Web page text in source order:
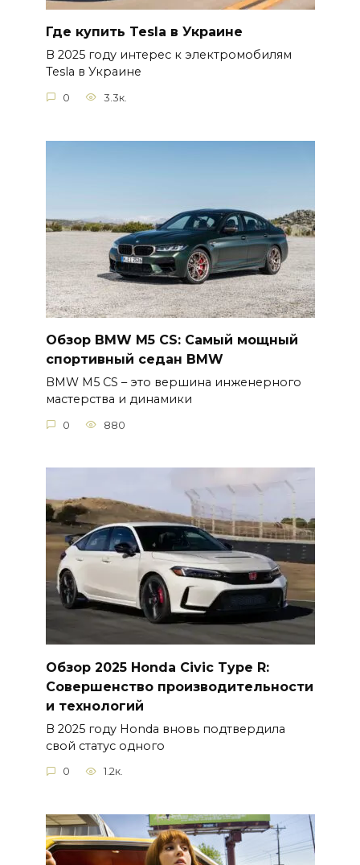
Где купить Tesla в Украине
В 2025 году интерес к электромобилям
Tesla в Украине
0 3.3к.
Обзор BMW M5 CS: Самый мощный
спортивный седан BMW
BMW M5 CS – это вершина инженерного
мастерства и динамики
0 880
Обзор 2025 Honda Civic Type R:
Совершенство производительности
и технологий
В 2025 году Honda вновь подтвердила
свой статус одного
0 1.2к.